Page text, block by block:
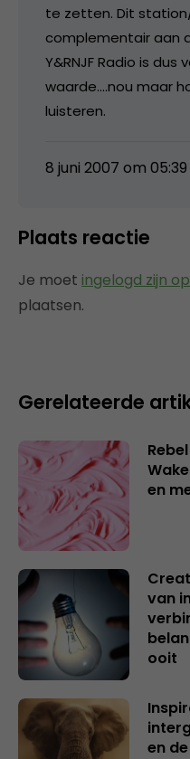
te zetten. Dit
complementair aan
Y&RNJF Radio is
waarde….nou maar
luisteren.
8 juni 2007 om 05:39
Plaats reactie
Je moet ingelogd zijn op
plaatsen.
Gerelateerde
en
van
ooit
en